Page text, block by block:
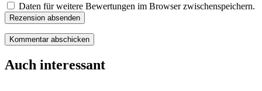
Daten für weitere Bewertungen im Browser zwischenspeichern.
Rezension absenden
Auch interessant